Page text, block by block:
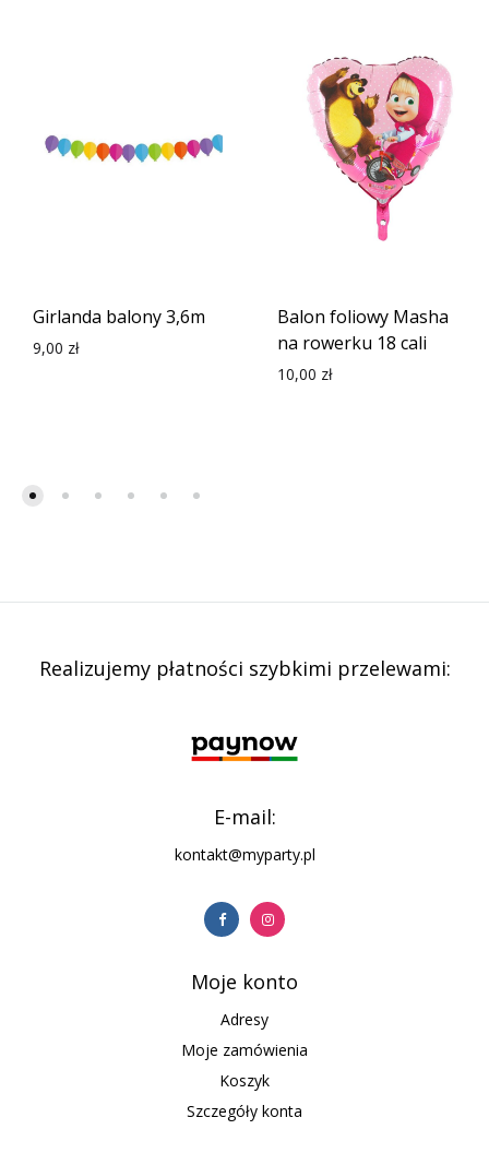
Girlanda balony 3,6m
9,00 zł
Balon foliowy Masha
na rowerku 18 cali
10,00 zł
Realizujemy płatności szybkimi przelewami:
E-mail:
kontakt@myparty.pl
Moje konto
Adresy
Moje zamówienia
Koszyk
Szczegóły konta